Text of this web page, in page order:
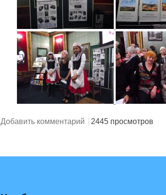
Добавить комментарий 2445 просмотров